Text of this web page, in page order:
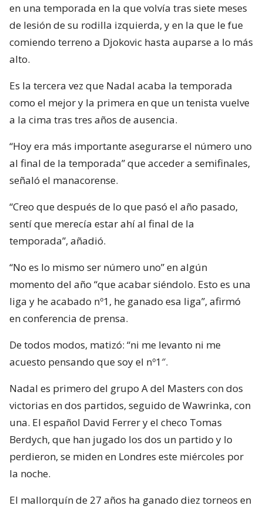
en una temporada en la que volvía tras siete meses
de lesión de su rodilla izquierda, y en la que le fue
comiendo terreno a Djokovic hasta auparse a lo más
alto.
Es la tercera vez que Nadal acaba la temporada
como el mejor y la primera en que un tenista vuelve
a la cima tras tres años de ausencia.
“Hoy era más importante asegurarse el número uno
al final de la temporada” que acceder a semifinales,
señaló el manacorense.
“Creo que después de lo que pasó el año pasado,
sentí que merecía estar ahí al final de la
temporada”, añadió.
“No es lo mismo ser número uno” en algún
momento del año “que acabar siéndolo. Esto es una
liga y he acabado nº1, he ganado esa liga”, afirmó
en conferencia de prensa.
De todos modos, matizó: “ni me levanto ni me
acuesto pensando que soy el nº1″.
Nadal es primero del grupo A del Masters con dos
victorias en dos partidos, seguido de Wawrinka, con
una. El español David Ferrer y el checo Tomas
Berdych, que han jugado los dos un partido y lo
perdieron, se miden en Londres este miércoles por
la noche.
El mallorquín de 27 años ha ganado diez torneos en